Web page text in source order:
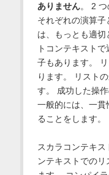
ありません。 2 つ
それぞれの演算
は、もっとも適切
トコンテキスト
子もあります。
ります。 リスト
す。 成功した操
一般的には、一貫
ることをします。
スカラコンテキ
ンテキストでの